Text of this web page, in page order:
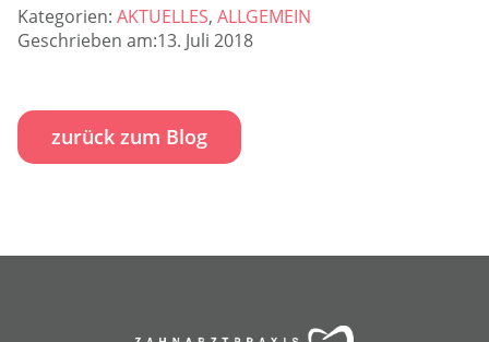
Kategorien: AKTUELLES, ALLGEMEIN
Geschrieben am:13. Juli 2018
zurück zum Blog